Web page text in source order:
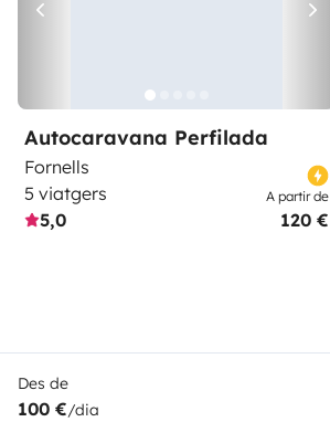
Autocaravana Perfilada
Fornells
5 viatgers
5,0
A partir de
120 €
Des de
100 €/dia